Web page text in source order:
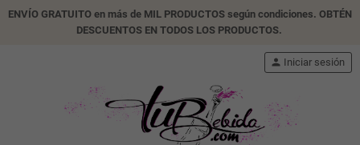
ENVÍO GRATUITO en más de MIL PRODUCTOS según condiciones. OBTÉN
DESCUENTOS EN TODOS LOS PRODUCTOS.
person Iniciar sesión